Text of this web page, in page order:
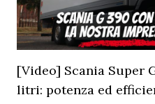
[Video] Scania Super
litri: potenza ed